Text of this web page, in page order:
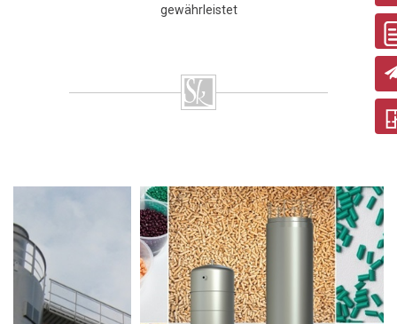
gewährleistet